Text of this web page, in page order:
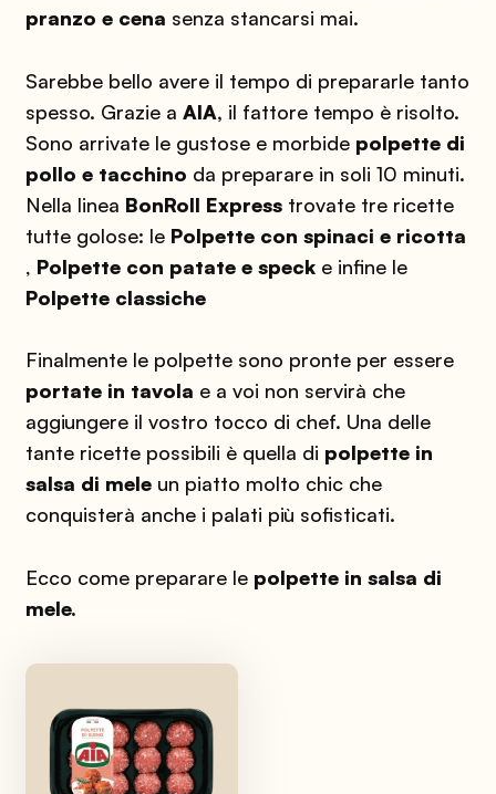
pranzo e cena senza stancarsi mai.
Sarebbe bello avere il tempo di prepararle tanto
spesso. Grazie a AIA, il fattore tempo è risolto.
Sono arrivate le gustose e morbide polpette di
pollo e tacchino da preparare in soli 10 minuti.
Nella linea BonRoll Expresstrovate tre ricette
tutte golose: le Polpette con spinaci e ricotta
, Polpette con patate e specke infine le
Polpette classiche
Finalmente le polpette sono pronte per essere
portate in tavola e a voi non servirà che
aggiungere il vostro tocco di chef. Una delle
tante ricette possibili è quella di polpette in
salsa di mele un piatto molto chic che
conquisterà anche i palati più sofisticati.
Ecco come preparare lepolpette in salsa di
mele.